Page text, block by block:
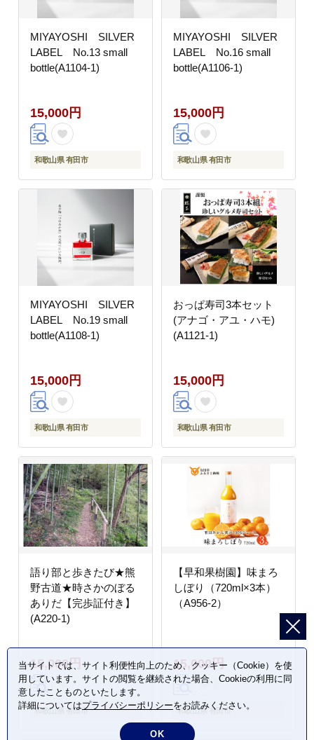
MIYAYOSHI SILVER
LABEL No.13 small
bottle(A1104-1)
15,000円
和歌山県 有田市
MIYAYOSHI SILVER
LABEL No.16 small
bottle(A1106-1)
15,000円
和歌山県 有田市
MIYAYOSHI SILVER
LABEL No.19 small
bottle(A1108-1)
15,000円
和歌山県 有田市
おっぱ寿司3本セット
(アナゴ・アユ・ハモ)
(A1121-1)
15,000円
和歌山県 有田市
語り部と歩きたび★熊
野古道★時さかのぼる
ありだ【完歩証付き】
(A220-1)
15,000円
和歌山県 有田市
【早和果樹園】味まろ
しぼり（720ml×3本）
（A956-2）
15,000円
和歌山県 有田市
当サイトでは、サイト利便性向上のため、クッキー（Cookie）を使
用しています。サイトの閲覧を継続された場合、Cookieの利用に同
意したことものといたします。
詳細についてはプライバシーポリシーをお読みください。
OK